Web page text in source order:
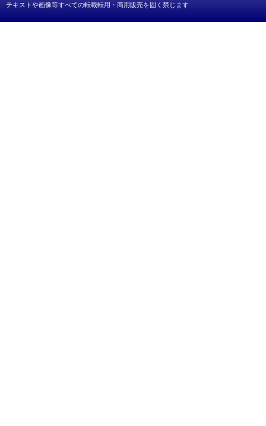
テキストや画像等すべての転載転用・商用販売を固く禁じます